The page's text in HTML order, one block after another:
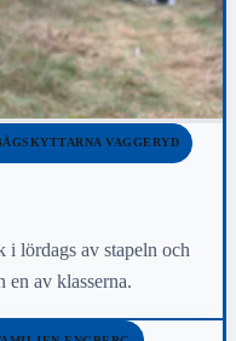
VAGGERYD
i lördags av stapeln och
av klasserna.